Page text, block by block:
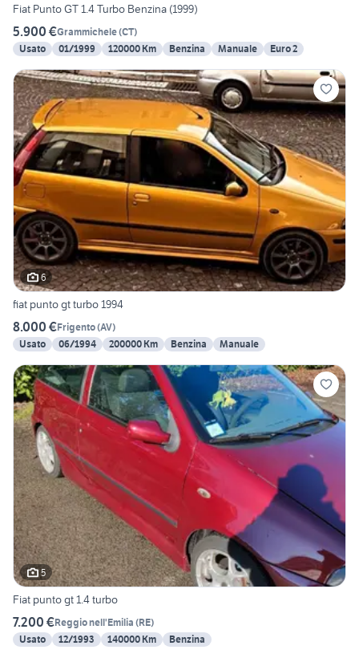
Fiat Punto GT 1.4 Turbo Benzina (1999)
5.900 €Grammichele(CT)
Usato
01/1999 120000 Km Benzina Manuale Euro 2
6
fiat punto gt turbo 1994
8.000 €Frigento(AV)
Usato
06/1994 200000 Km Benzina Manuale
5
Fiat punto gt 1.4 turbo
7.200 €Reggio nell'Emilia (RE)
Usato
12/1993 140000 Km Benzina